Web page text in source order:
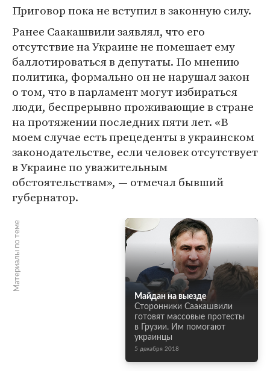
Приговор пока не вступил в законную силу.
Ранее Саакашвили заявлял, что его
отсутствие на Украине не помешает ему
баллотироваться в депутаты. По мнению
политика, формально он не нарушал закон
о том, что в парламент могут избираться
люди, беспрерывно проживающие в стране
на протяжении последних пяти лет. «В
моем случае есть прецеденты в украинском
законодательстве, если человек отсутствует
в Украине по уважительным
обстоятельствам», — отмечал бывший
губернатор.
Материалы по теме
Майдан на выезде
Сторонники Саакашвили
готовят массовые протесты
в Грузии. Им помогают
украинцы
5 декабря 2018